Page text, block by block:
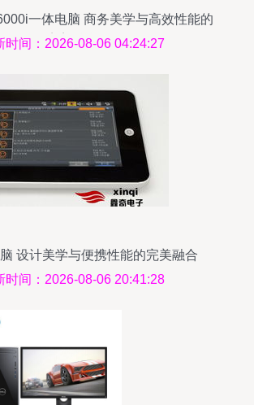
一体电脑 商务美学与高效性能的
完美融合
时间：2026-08-06 04:24:27
设计美学与便携性能的完美融合
时间：2026-08-06 20:41:28